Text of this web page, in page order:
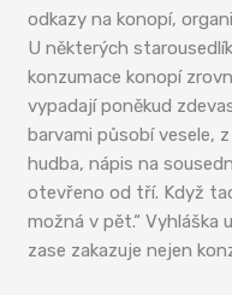
odkazy na konopí,
U některých
konzumace konopí
vypadají poněkud
barvami působí vesele,
hudba, nápis na
otevřeno od tří. Když
možná v pět.“ Vyhláška
zase zakazuje nejen